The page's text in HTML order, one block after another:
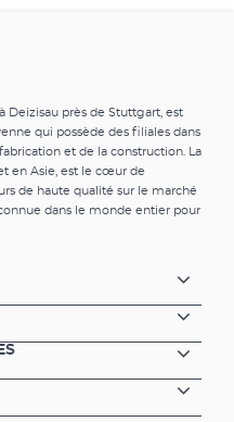
Deizisau près de Stuttgart, est
qui possède des filiales dans
et de la construction. La
en Asie, est le cœur de
de haute qualité sur le marché
dans le monde entier pour